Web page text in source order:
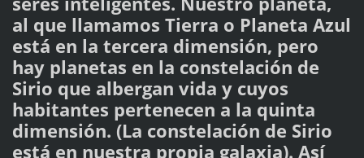
al que llamamos Tierra o Planeta Azul
está en la tercera dimensión, pero
hay planetas en la constelación de
Sirio que albergan vida y cuyos
habitantes pertenecen a la quinta
dimensión. (La constelación de Sirio
está en nuestra propia galaxia). Así